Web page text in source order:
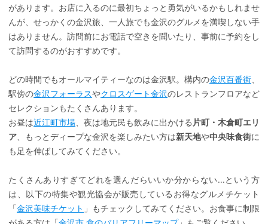
があります。お店に入るのに最初ちょっと勇気がいるかもしれませ
んが、せっかくの金沢旅、一人旅でも金沢のグルメを満喫しない手
はありません。訪問前にお電話で空きを聞いたり、事前に予約をし
て訪問するのがおすすめです。
どの時間でもオールマイティーなのは金沢駅。構内の金沢百番街、
駅傍の金沢フォーラスやクロスゲート金沢のレストランフロアなど
セレクションもたくさんあります。
お昼は近江町市場、夜は地元民も飲みに出かける片町・ 木倉町エリ
ア、もっとディープな金沢を楽しみたい方は新天地や中央味食街に
も足を伸ばしてみてください。
たくさんありすぎてどれを選んだらいいか分からない...という方
は、以下の特集や観光協会が販売しているお得なグルメチケット
「金沢美味チケット 」もチェックしてみてください。お食事に制限